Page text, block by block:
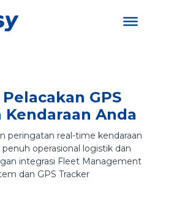
GPS
Kendaraan Anda
peringatan real-time kendaraan
operasional logistik dan
integrasi Fleet Management
dan GPS Tracker